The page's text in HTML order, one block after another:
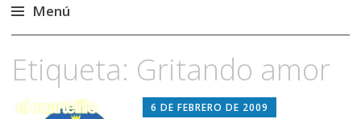
Menú
al
contenido
Etiqueta: Gritando amor
6 DE FEBRERO DE 2009